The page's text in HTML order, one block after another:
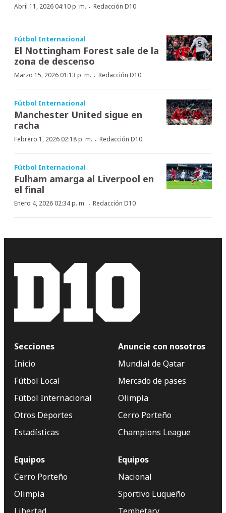
Abril 11, 2026 04:10 p. m. · Redacción D10
Fútbol Internacional
El Nottingham Forest sale de la
zona de descenso
Marzo 15, 2026 01:13 p. m. · Redacción D10
Fútbol Internacional
Manchester United sigue en
racha
Febrero 1, 2026 02:18 p. m. · Redacción D10
Fútbol Internacional
Fulham amarga al Liverpool en
el final
Enero 4, 2026 02:34 p. m. · Redacción D10
Secciones
Inicio
Fútbol Local
Fútbol Internacional
Otros Deportes
Estadísticas
Anuncie con nosotros
Mundial de Qatar
Mercado de pases
Olimpia
Cerro Porteño
Champions League
Equipos
Cerro Porteño
Olimpia
Equipos
Nacional
Sportivo Luqueño